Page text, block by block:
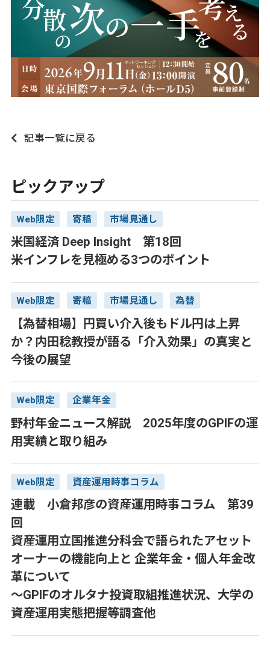
記事一覧に戻る
ピックアップ
Web限定 寄稿 市場見通し
米国経済 Deep Insight 第18回
米インフレを見極める3つのポイント
Web限定 寄稿 市場見通し 為替
【為替相場】円買い介入後もドル円は上昇
か？内田稔教授が語る「介入効果」の真実と
今後の展望
Web限定 企業年金
野村年金ニュース解説 2025年度のGPIFの運
用実績と取り組み
Web限定 資産運用時事コラム
連載 小倉邦彦の資産運用時事コラム 第39
回
資産運用立国推進分科会で語られたアセット
オーナーの機能向上と 企業年金・個人年金改
革について
～GPIFのオルタナ投資取組推進状況、大学の
資産運用実態把握等調査他